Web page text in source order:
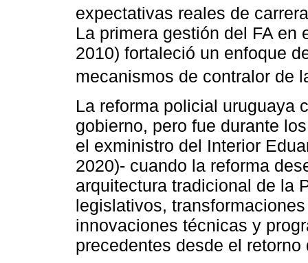
expectativas reales de
La primera gestión del FA en
2010) fortaleció un enfoque
mecanismos de contralor de
La reforma policial uruguaya
gobierno, pero fue durante
el exministro del Interior
2020)- cuando la reforma
arquitectura tradicional de la
legislativos,
innovaciones técnicas y
precedentes desde el retorno